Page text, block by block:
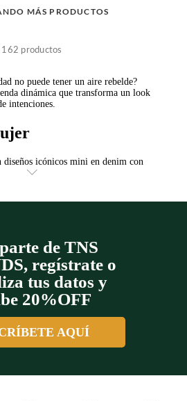
+
+
MÁS PRODUCTOS
162 productos
no puede tener un aire rebelde?
dinámica que transforma un look
intenciones.
icónicos mini en denim con
homenaje a nuestra herencia o
texturas que van desde el índigo rígido
botánicos, asegurando que encuentres
mix and match con toda tu energía. ¡Haz
nacionales!
de TNS
regístrate o
tus datos y
20%OFF
AQUÍ